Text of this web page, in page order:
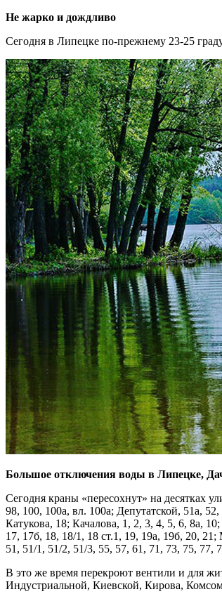
Не жарко и дождливо
Сегодня в Липецке по-прежнему 23-25
Большое отключения воды в Липецке,
Сегодня краны «пересохнут» на десятках
98, 100, 100а, вл. 100а; Депутатской, 51а,
Катукова, 18; Качалова, 1, 2, 3, 4, 5, 6, 8а,
17, 17б, 18, 18/1, 18 ст.1, 19, 19а, 19б, 20,
51, 51/1, 51/2, 51/3, 55, 57, 61, 71, 73, 75, 77,
В это же время перекроют вентили и для
Индустриальной, Киевской, Кирова,